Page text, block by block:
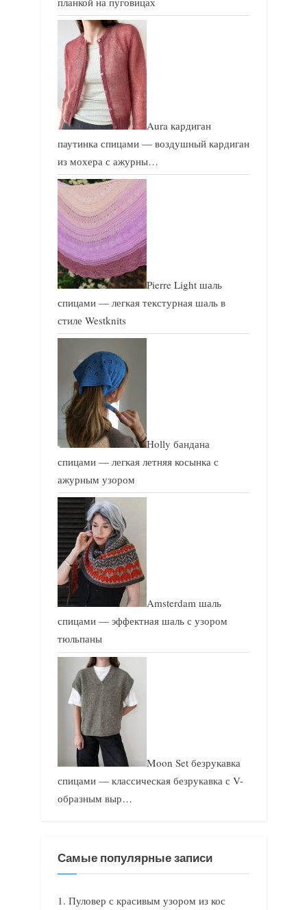
Aura кардиган
паутинка спицами — воздушный кардиган
из мохера с ажурны…
Pierre Light шаль
спицами — легкая текстурная шаль в
стиле Westknits
Holly бандана
спицами — легкая летняя косынка с
ажурным узором
Amsterdam шаль
спицами — эффектная шаль с узором
тюльпаны
Moon Set безрукавка
спицами — классическая безрукавка с V-
образным выр…
Самые популярные записи
Пуловер с красивым узором из кос